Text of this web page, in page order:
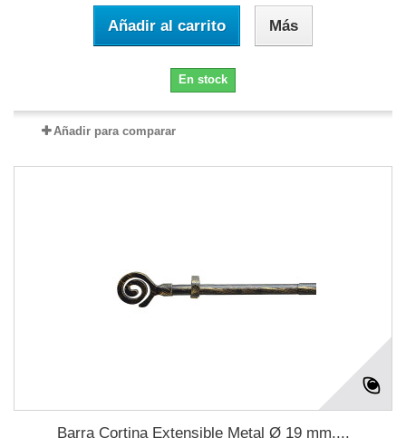
Añadir al carrito Más
En stock
Añadir para comparar
Barra Cortina Extensible Metal Ø 19 mm....